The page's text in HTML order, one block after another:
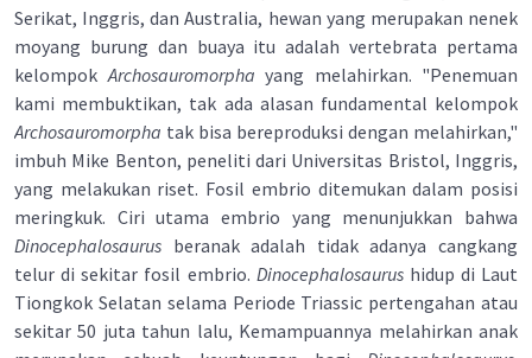
Serikat, Inggris, dan Australia, hewan yang merupakan nenek
moyang burung dan buaya itu adalah vertebrata pertama
kelompokArchosauromorpha yang melahirkan. "Penemuan
kami membuktikan, tak ada alasan fundamental kelompok
Archosauromorpha tak bisa bereproduksi dengan melahirkan,"
imbuh Mike Benton, peneliti dari Universitas Bristol, Inggris,
yang melakukan riset. Fosil embrio ditemukan dalam posisi
meringkuk. Ciri utama embrio yang menunjukkan bahwa
Dinocephalosaurus beranak adalah tidak adanya cangkang
telur di sekitar fosil embrio. Dinocephalosaurus hidup di Laut
Tiongkok Selatan selama Periode Triassic pertengahan atau
sekitar 50 juta tahun lalu, Kemampuannya melahirkan anak